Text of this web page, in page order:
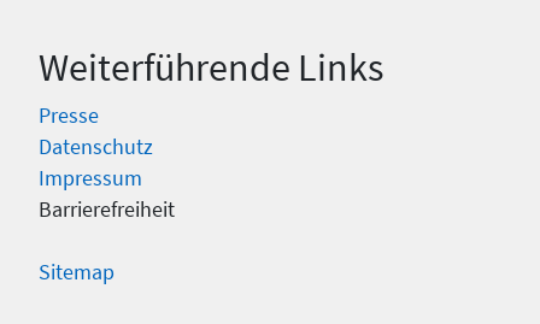
Weiterführende Links
Presse
Datenschutz
Impressum
Barrierefreiheit
Sitemap